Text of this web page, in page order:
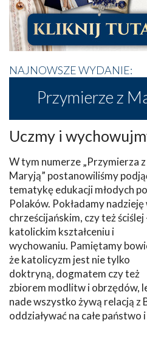
NAJNOWSZE WYDANIE:
Przymierze z
Uczmy i
W tym numerze „Przymierza z
Maryją” postanowiliśmy
tematykę edukacji młodych
Polaków. Pokładamy nadzieję
chrześcijańskim, czy też ściślej
katolickim kształceniu i
wychowaniu. Pamiętamy
że katolicyzm jest nie tylko
doktryną, dogmatem czy też
zbiorem modlitw i obrzędów,
nade wszystko żywą relacją z
oddziaływać na całe państwo